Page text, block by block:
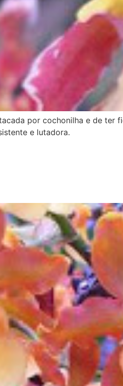
por cochonilha e de
e lutadora.